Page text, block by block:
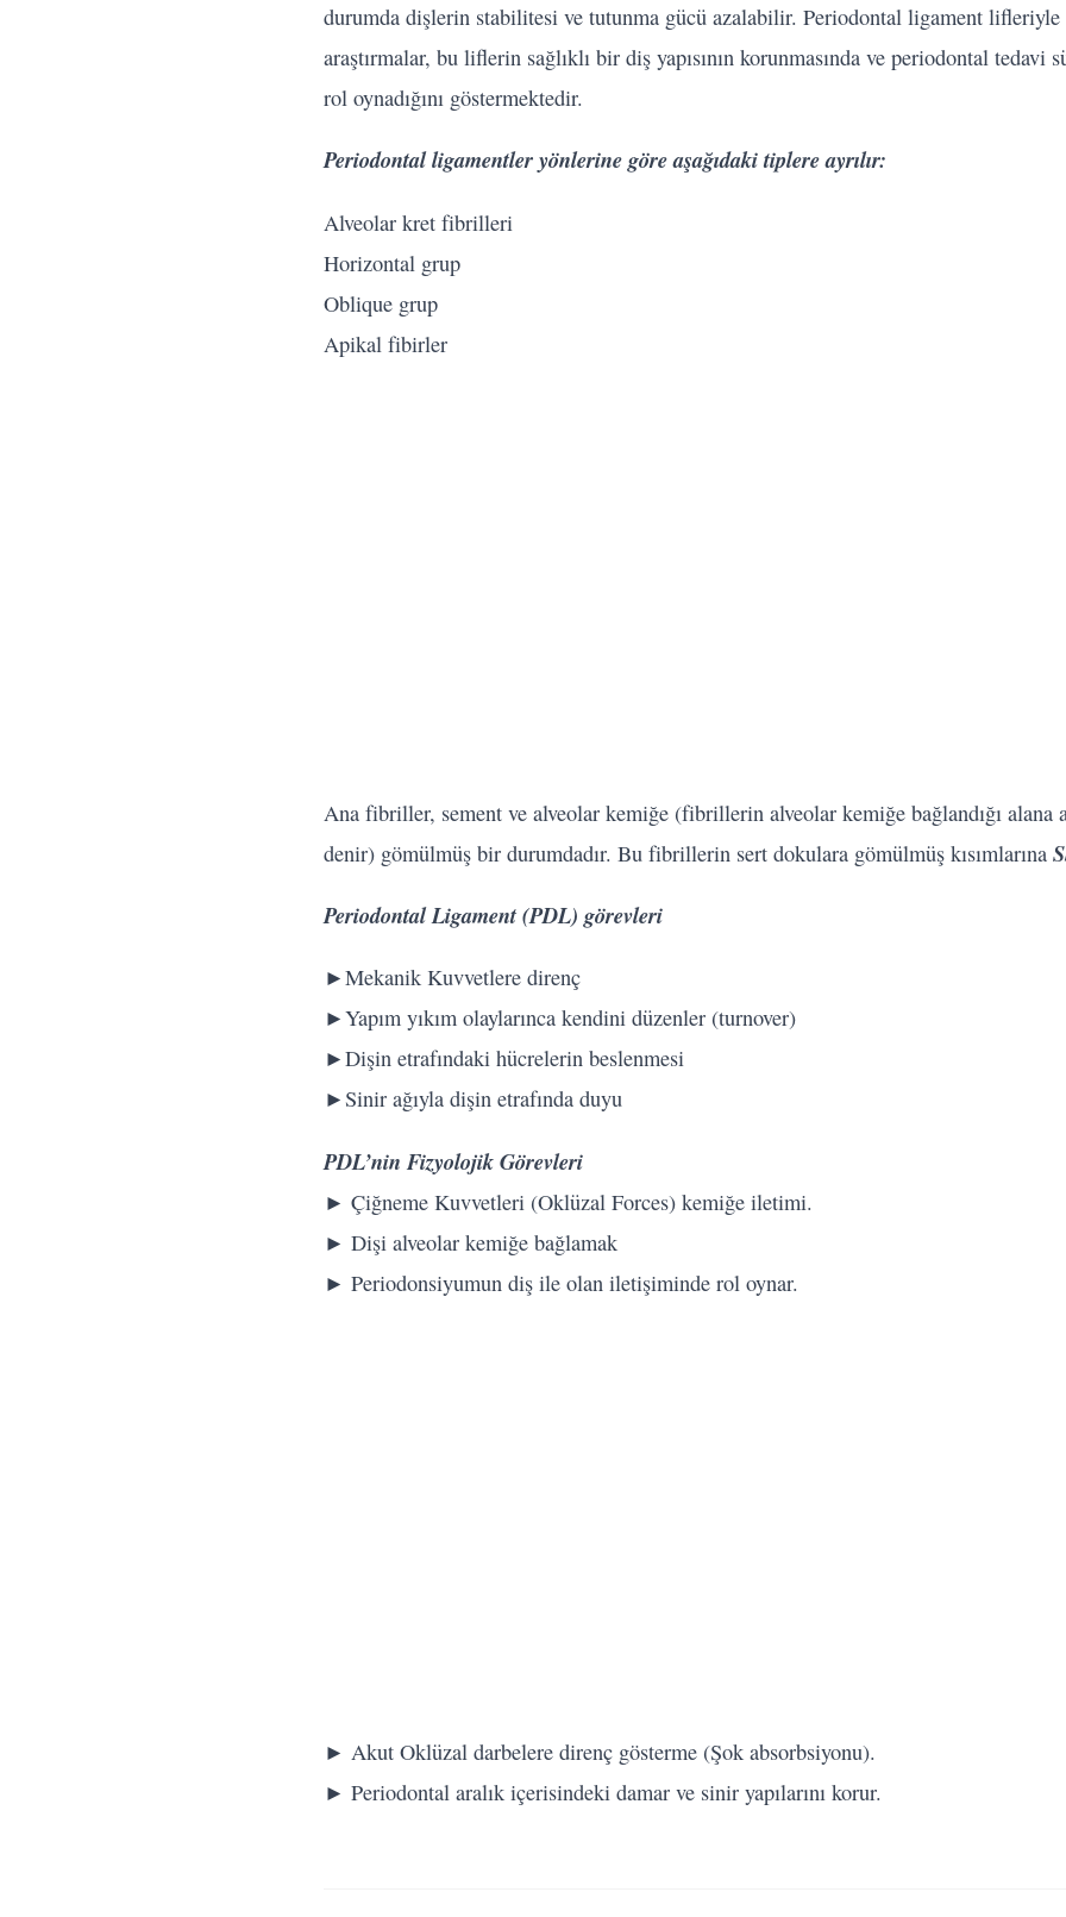
durumda dişlerin stabilitesi ve tutunma gücü azalabilir. Periodontal ligament
araştırmalar, bu liflerin sağlıklı bir diş yapısının korunmasında ve periodontal tedavi
rol oynadığını göstermektedir.
Periodontal ligamentler yönlerine göre aşağıdaki tiplere ayrılır:
Alveolar kret fibrilleri
Horizontal grup
Oblique grup
Apikal fibirler
Ana fibriller, sement ve alveolar kemiğe (fibrillerin alveolar kemiğe bağlandığı alana
denir) gömülmüş bir durumdadır. Bu fibrillerin sert dokulara gömülmüş kısımlarına
Periodontal Ligament (PDL) görevleri
►Mekanik Kuvvetlere direnç
►Yapım yıkım olaylarınca kendini düzenler (turnover)
►Dişin etrafındaki hücrelerin beslenmesi
►Sinir ağıyla dişin etrafında duyu
PDL’nin Fizyolojik Görevleri
► Çiğneme Kuvvetleri (Oklüzal Forces) kemiğe iletimi.
► Dişi alveolar kemiğe bağlamak
► Periodonsiyumun diş ile olan iletişiminde rol oynar.
► Akut Oklüzal darbelere direnç gösterme (Şok absorbsiyonu).
► Periodontal aralık içerisindeki damar ve sinir yapılarını korur.